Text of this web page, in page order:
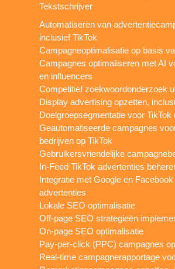
Tekstschrijver
Automatiseren van
inclusief TikTok
Campagneoptimalisatie op basis
Campagnes optimaliseren met AI
en influencers
Competitief zoekwoordonderzoek
Display advertising opzetten,
Doelgroepsegmentatie voor TikTok
Geautomatiseerde campagnes
bedrijven op TikTok
Gebruikersvriendelijke
In-Feed TikTok advertenties
Integratie met Google en
advertenties
Lokale SEO optimalisatie
Off-page SEO strategieën
On-page SEO optimalisatie
Pay-per-click (PPC) campagnes
Real-time campagnerapportage